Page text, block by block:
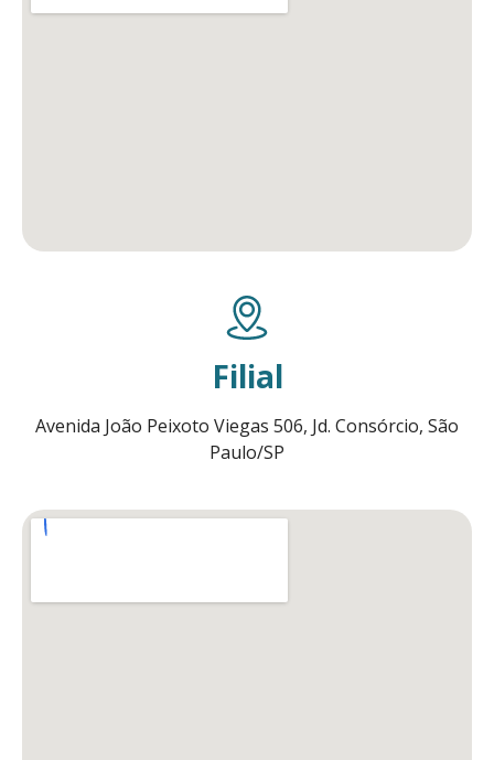
Filial
Avenida João Peixoto Viegas 506, Jd. Consórcio, São
Paulo/SP